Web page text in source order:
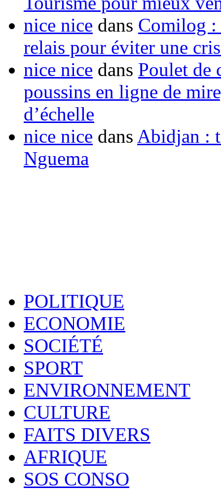
nice nice dans Comilog :
relais pour éviter une
nice nice dans Poulet de
poussins en ligne de
d’échelle
nice nice dans Abidjan :
Nguema
POLITIQUE
ECONOMIE
SOCIÉTÉ
SPORT
ENVIRONNEMENT
CULTURE
FAITS DIVERS
AFRIQUE
SOS CONSO